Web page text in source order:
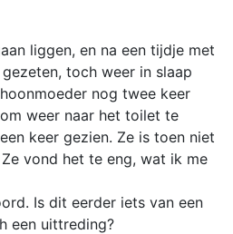
liggen, en na een tijdje met
toch weer in slaap
nog twee keer
weer naar het toilet te
keer gezien. Ze is toen niet
vond het te eng, wat ik me
Is dit eerder iets van een
een uittreding?